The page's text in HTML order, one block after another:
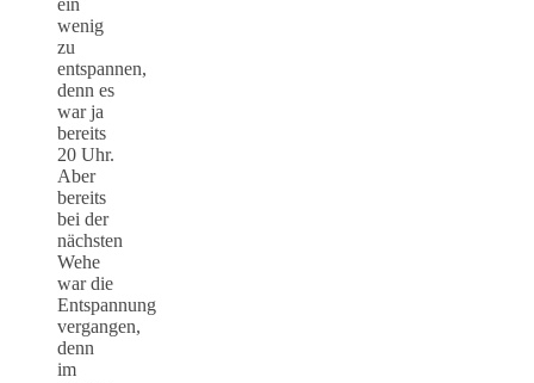
ein
wenig
zu
entspannen,
denn es
war ja
bereits
20 Uhr.
Aber
bereits
bei der
nächsten
Wehe
war die
Entspannung
vergangen,
denn
im